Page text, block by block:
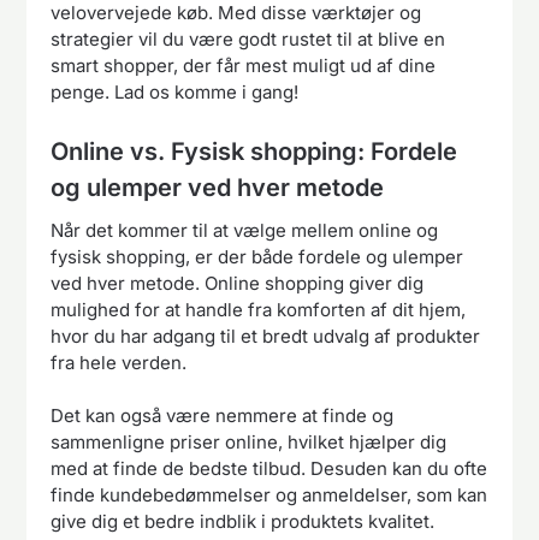
velovervejede køb. Med disse værktøjer og
strategier vil du være godt rustet til at blive en
smart shopper, der får mest muligt ud af dine
penge. Lad os komme i gang!
Online vs. Fysisk shopping: Fordele
og ulemper ved hver metode
Når det kommer til at vælge mellem online og
fysisk shopping, er der både fordele og ulemper
ved hver metode. Online shopping giver dig
mulighed for at handle fra komforten af dit hjem,
hvor du har adgang til et bredt udvalg af produkter
fra hele verden.
Det kan også være nemmere at finde og
sammenligne priser online, hvilket hjælper dig
med at finde de bedste tilbud. Desuden kan du ofte
finde kundebedømmelser og anmeldelser, som kan
give dig et bedre indblik i produktets kvalitet.